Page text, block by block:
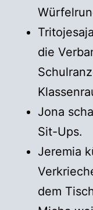
die
Jona
Sit-Ups.
Jeremia
dem